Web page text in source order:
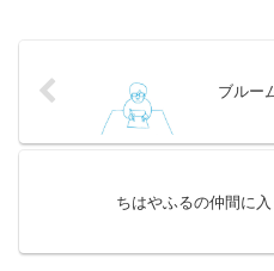
ブルー
ちはやふるの仲間に